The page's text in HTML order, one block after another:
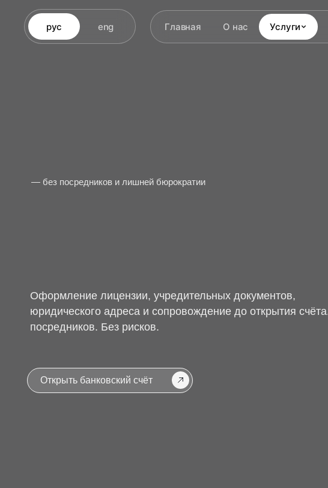
рус eng Главная О нас Услуги
посредников. Без рисков.